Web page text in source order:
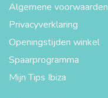
Algemene voorwaarden
Privacyverklaring
Openingstijden winkel
Spaarprogramma
Mijn Tips Ibiza